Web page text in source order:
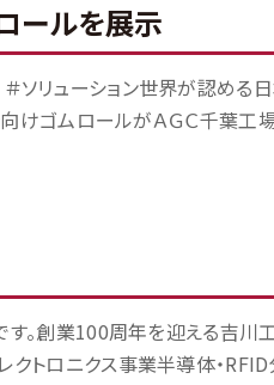
ールを展示
リューション世界が認める
けゴムロールがＡＧＣ千葉工
す。創業100周年を迎える吉川
クトロニクス事業半導体・